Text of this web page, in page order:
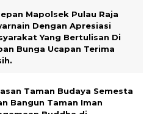
Mapolsek Pulau Raja
Dengan Apresiasi
Yang Bertulisan Di
Bunga Ucapan Terima
Taman Budaya Semesta
Bangun Taman Iman